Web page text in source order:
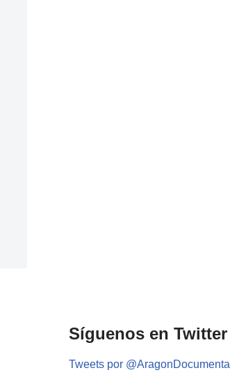
Síguenos en Twitter
Tweets por @AragonDocumenta